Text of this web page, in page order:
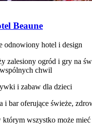
Beaune
odnowiony hotel i design
zalesiony ogród i gry na
chwil
i zabaw dla dzieci
i bar oferujące świeże,
wszystko może mieć